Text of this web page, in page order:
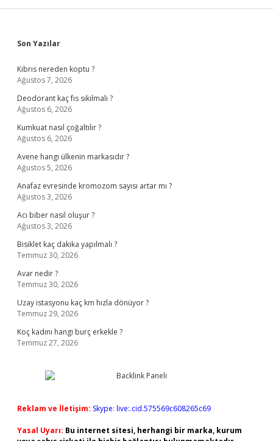
Sidebar
Son Yazılar
Kıbrıs nereden koptu ?
Ağustos 7, 2026
Deodorant kaç fıs sıkılmalı ?
Ağustos 6, 2026
Kumkuat nasıl çoğaltılır ?
Ağustos 6, 2026
Avene hangi ülkenin markasıdır ?
Ağustos 5, 2026
Anafaz evresinde kromozom sayısı artar mı ?
Ağustos 3, 2026
Acı biber nasıl oluşur ?
Ağustos 3, 2026
Bisiklet kaç dakika yapılmalı ?
Temmuz 30, 2026
Avar nedir ?
Temmuz 30, 2026
Uzay istasyonu kaç km hızla dönüyor ?
Temmuz 29, 2026
Koç kadını hangi burç erkekle ?
Temmuz 27, 2026
Reklam ve İletişim: Skype: live:.cid.575569c608265c69
Yasal Uyarı: Bu internet sitesi, herhangi bir marka, kurum